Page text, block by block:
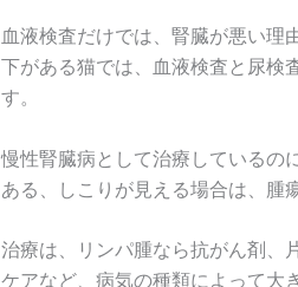
血液検査だけでは、腎臓が悪い理
下がある猫では、血液検査と尿検
す。
慢性腎臓病として治療しているの
ある、しこりが見える場合は、腫
治療は、リンパ腫なら抗がん剤、
ケアなど、病気の種類によって大